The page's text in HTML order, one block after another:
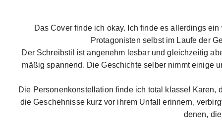
Das Cover finde ich okay. Ich finde es allerdings
Protagonisten selbst im Laufe der
Der Schreibstil ist angenehm lesbar und gleichzeitig
mäßig spannend. Die Geschichte selber nimmt einige
Die Personenkonstellation finde ich total klasse!
die Geschehnisse kurz vor ihrem Unfall erinnern,
denen,